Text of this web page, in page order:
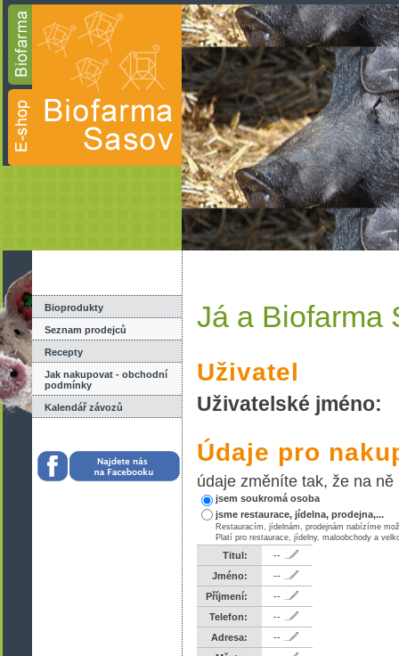
Bioprodukty
Seznam prodejců
Recepty
Jak nakupovat - obchodní
podmínky
Kalendář závozů
Já a Biofarma
Uživatel
Uživatelské jméno:
Údaje pro
údaje změníte tak, že na ně
jsem soukromá osoba
jsme restaurace, jídelna, prodejna,...
Restauracím, jídelnám, prodejnám nabízíme
Platí pro restaurace, jídelny, maloobchody a
Titul:
--
Jméno:
--
Příjmení:
--
Telefon:
--
Adresa:
--